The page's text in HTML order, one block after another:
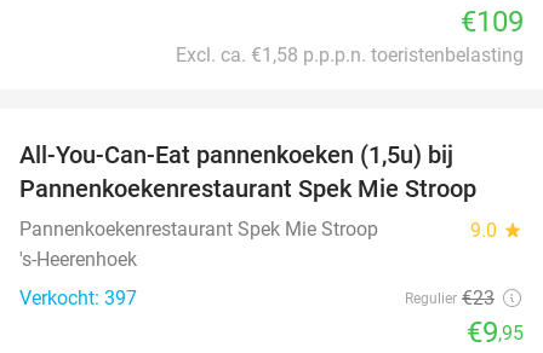
€109
Excl. ca. €1,58 p.p.p.n. toeristenbelasting
All-You-Can-Eat pannenkoeken (1,5u) bij
Pannenkoekenrestaurant Spek Mie Stroop
Pannenkoekenrestaurant Spek Mie Stroop 9.0 star
's-Heerenhoek
Verkocht: 397
Regulier €23
€9,95